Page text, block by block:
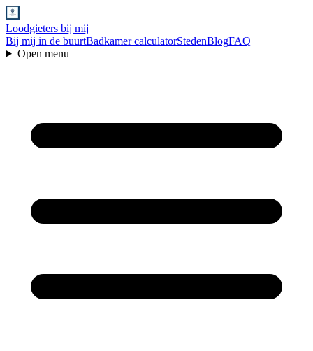
Loodgieters bij mij
Bij mij in de buurtBadkamer calculatorStedenBlogFAQ
Open menu